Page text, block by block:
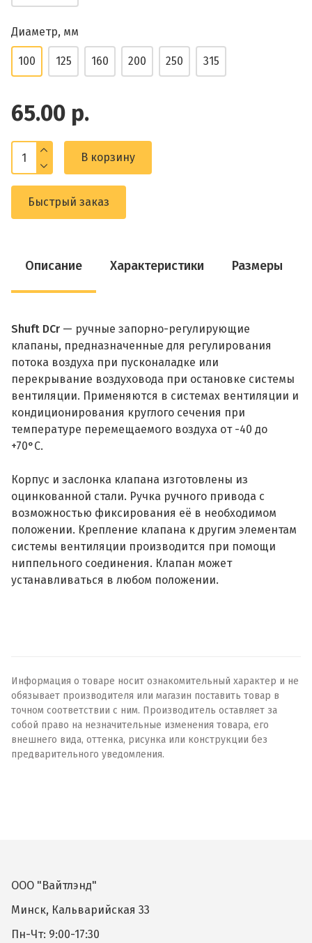
65.00 р.
Диаметр, мм
100 125 160 200 250 315
В корзину
Быстрый заказ
Описание Характеристики Размеры
Shuft DCr — ручные запорно-регулирующие
клапаны, предназначенные для регулирования
потока воздуха при пусконаладке или
перекрывание воздуховода при остановке системы
вентиляции. Применяются в системах вентиляции и
кондиционирования круглого сечения при
температуре перемещаемого воздуха от -40 до
+70°С.
Корпус и заслонка клапана изготовлены из
оцинкованной стали. Ручка ручного привода с
возможностью фиксирования её в необходимом
положении. Крепление клапана к другим элементам
системы вентиляции производится при помощи
ниппельного соединения. Клапан может
устанавливаться в любом положении.
Информация о товаре носит ознакомительный характер и не
обязывает производителя или магазин поставить товар в
точном соответствии с ним. Производитель оставляет за
собой право на незначительные изменения товара, его
внешнего вида, оттенка, рисунка или конструкции без
предварительного уведомления.
ООО "Вайтлэнд"
Минск, Кальварийская 33
Пн-Чт: 9:00-17:30